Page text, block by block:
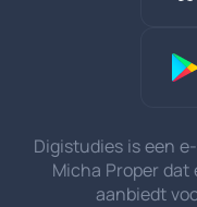
Digistudies is een
Micha Proper
aanbiedt